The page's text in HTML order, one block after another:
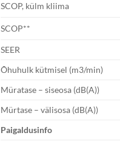
SCOP, külm kliima
SCOP**
SEER
Õhuhulk kütmisel (m3/min)
Müratase – siseosa (dB(A))
Mürtase – välisosa (dB(A))
Paigaldusinfo